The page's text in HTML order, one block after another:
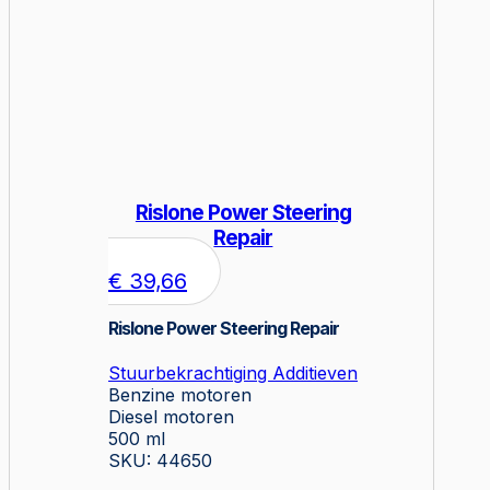
Rislone Power Steering
Repair
€ 39,66
Rislone Power Steering Repair
Stuurbekrachtiging Additieven
Benzine motoren
Diesel motoren
500 ml
SKU: 44650